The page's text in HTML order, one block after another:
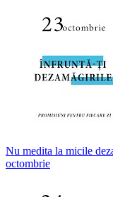
Nu medita la micile
octombrie